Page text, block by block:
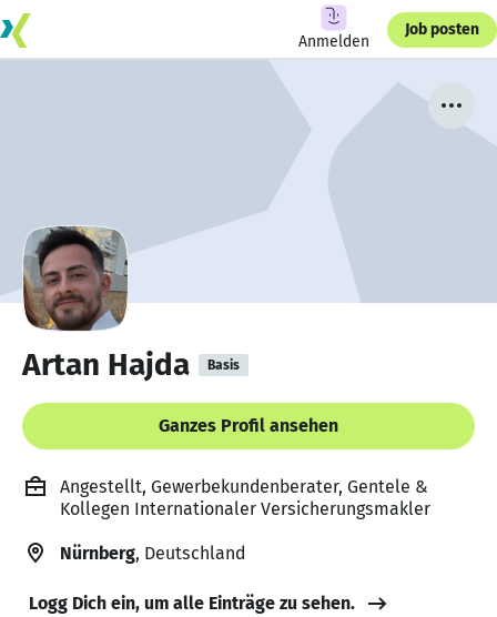
Anmelden
Job posten
Artan Hajda Basis
Ganzes Profil ansehen
Angestellt, Gewerbekundenberater, Gentele &
Kollegen Internationaler Versicherungsmakler
Nürnberg, Deutschland
Logg Dich ein, um alle Einträge zu sehen.